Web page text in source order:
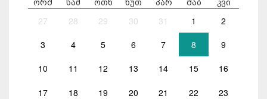
ორშ სამ ოთხ ხუთ პარ შაბ კვი
27 28 29 30 31 1 2
3 4 5 6 7 8 9
10 11 12 13 14 15 16
17 18 19 20 21 22 23